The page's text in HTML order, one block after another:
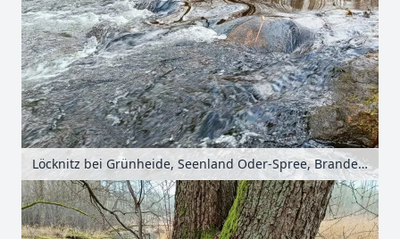
Löcknitz bei Grünheide, Seenland Oder-Spree, Brandenburg, Deutschland